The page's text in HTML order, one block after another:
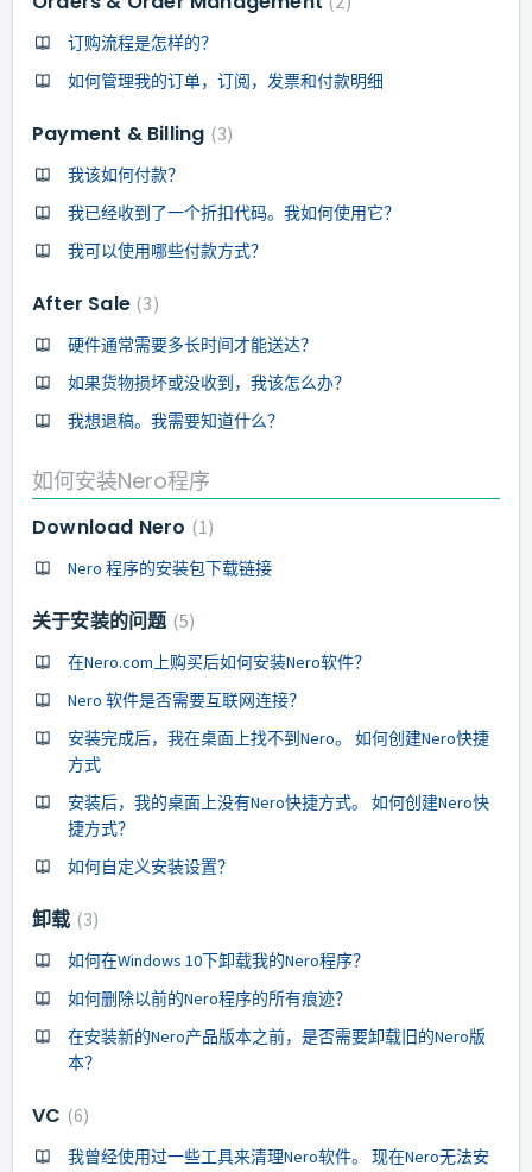
订购流程是怎样的？
如何管理我的订单，订阅，发票和付款明细
Payment & Billing 3
我该如何付款？
我已经收到了一个折扣代码。我如何使用它？
我可以使用哪些付款方式？
After Sale 3
硬件通常需要多长时间才能送达？
如果货物损坏或没收到，我该怎么办？
我想退稿。我需要知道什么？
如何安装Nero程序
Download Nero 1
Nero 程序的安装包下载链接
关于安装的问题 5
在Nero.com上购买后如何安装Nero软件？
Nero 软件是否需要互联网连接？
安装完成后，我在桌面上找不到Nero。 如何创建Nero快捷
方式
安装后，我的桌面上没有Nero快捷方式。 如何创建Nero快
捷方式？
如何自定义安装设置？
卸载 3
如何在Windows 10下卸载我的Nero程序？
如何删除以前的Nero程序的所有痕迹？
在安装新的Nero产品版本之前，是否需要卸载旧的Nero版
本？
VC 6
我曾经使用过一些工具来清理Nero软件。 现在Nero无法安